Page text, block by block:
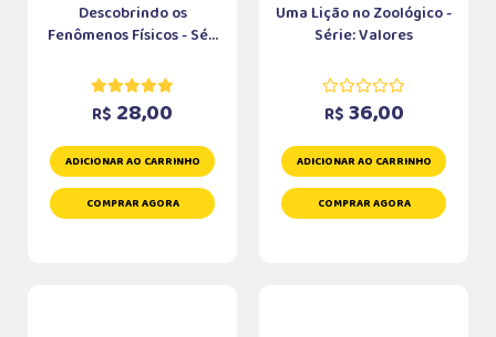
Descobrindo os
Fenômenos Físicos - Sé...
R$ 28,00
ADICIONAR AO CARRINHO
COMPRAR AGORA
Uma Lição no Zoológico -
Série: Valores
R$ 36,00
ADICIONAR AO CARRINHO
COMPRAR AGORA